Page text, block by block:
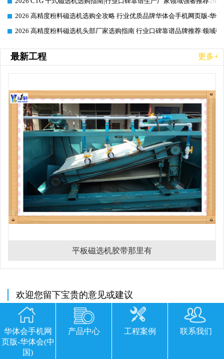
2026-06-26
2026 高精度粉料磁选机选购全攻略 行业优质品牌华体会手机网页版-华
2026-06-26
2026 高精度粉料磁选机头部厂家选购指南 行业口碑靠谱品牌推荐 领域
最新工程 更多+
平板磁选机胶带那里有
欢迎您留下宝贵的意见或建议
华体会手机网
页版-华体会(中
国)
产品中心 工程案例 联系我们